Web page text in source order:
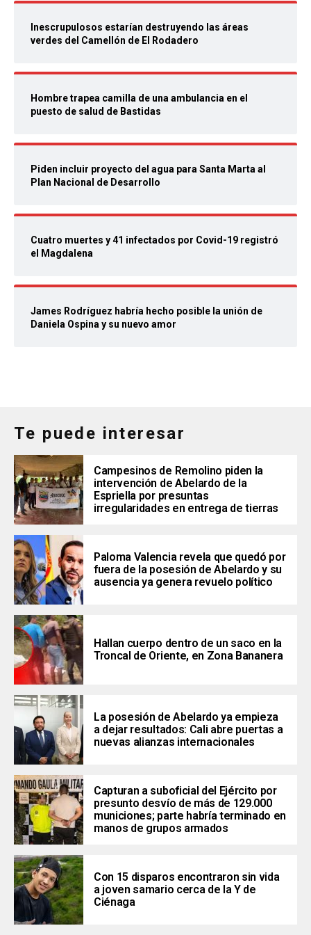
Inescrupulosos estarían destruyendo las áreas
verdes del Camellón de El Rodadero
Hombre trapea camilla de una ambulancia en el
puesto de salud de Bastidas
Piden incluir proyecto del agua para Santa Marta al
Plan Nacional de Desarrollo
Cuatro muertes y 41 infectados por Covid-19 registró
el Magdalena
James Rodríguez habría hecho posible la unión de
Daniela Ospina y su nuevo amor
Te puede interesar
Campesinos de Remolino piden la
intervención de Abelardo de la
Espriella por presuntas
irregularidades en entrega de tierras
Paloma Valencia revela que quedó por
fuera de la posesión de Abelardo y su
ausencia ya genera revuelo político
Hallan cuerpo dentro de un saco en la
Troncal de Oriente, en Zona Bananera
La posesión de Abelardo ya empieza
a dejar resultados: Cali abre puertas a
nuevas alianzas internacionales
Capturan a suboficial del Ejército por
presunto desvío de más de 129.000
municiones; parte habría terminado en
manos de grupos armados
Con 15 disparos encontraron sin vida
a joven samario cerca de la Y de
Ciénaga